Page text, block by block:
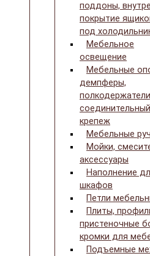
поддоны,
покрытие
под
Мебельное
освещение
Мебельные
демпферы,
соединительный
крепеж
Мебельные
Мойки,
аксессуары
Наполнение
шкафов
Петли
Плиты,
пристеночные
кромки для
Подъемные